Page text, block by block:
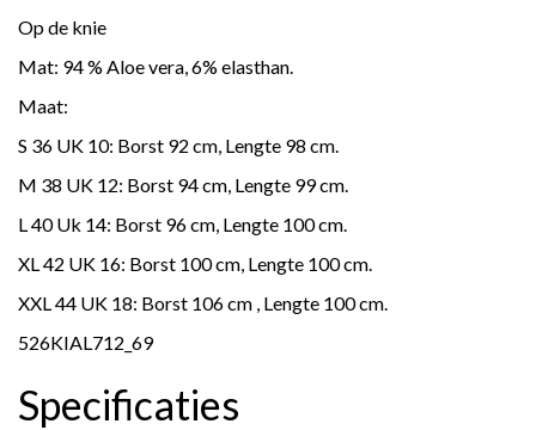
Op de knie
Mat: 94 % Aloe vera, 6% elasthan.
Maat:
S 36 UK 10: Borst 92 cm, Lengte 98 cm.
M 38 UK 12: Borst 94 cm, Lengte 99 cm.
L 40 Uk 14: Borst 96 cm, Lengte 100 cm.
XL 42 UK 16: Borst 100 cm, Lengte 100 cm.
XXL 44 UK 18: Borst 106 cm , Lengte 100 cm.
526KIAL712_69
Specificaties